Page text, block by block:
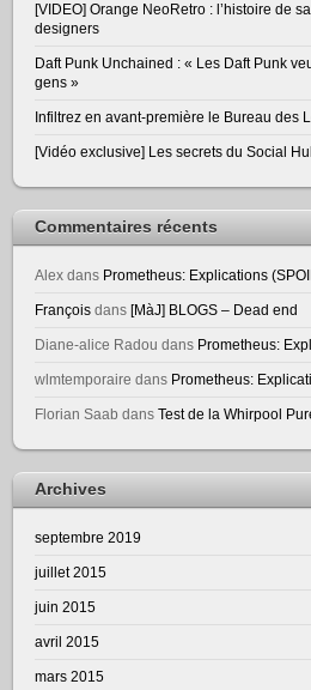
[VIDEO] Orange NeoRetro : l’histoire de
designers
Daft Punk Unchained : « Les Daft Punk
gens »
Infiltrez en avant-première le Bureau des
[Vidéo exclusive] Les secrets du Social
Commentaires récents
Alex dans Prometheus: Explications
François dans [MàJ] BLOGS – Dead end
Diane-alice Radou dans Prometheus:
wlmtemporaire dans Prometheus:
Florian Saab dansTest de la Whirpool
Archives
septembre 2019
juillet 2015
juin 2015
avril 2015
mars 2015